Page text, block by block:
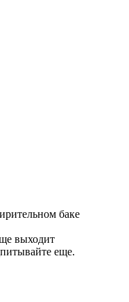
баке
выходит
еще.